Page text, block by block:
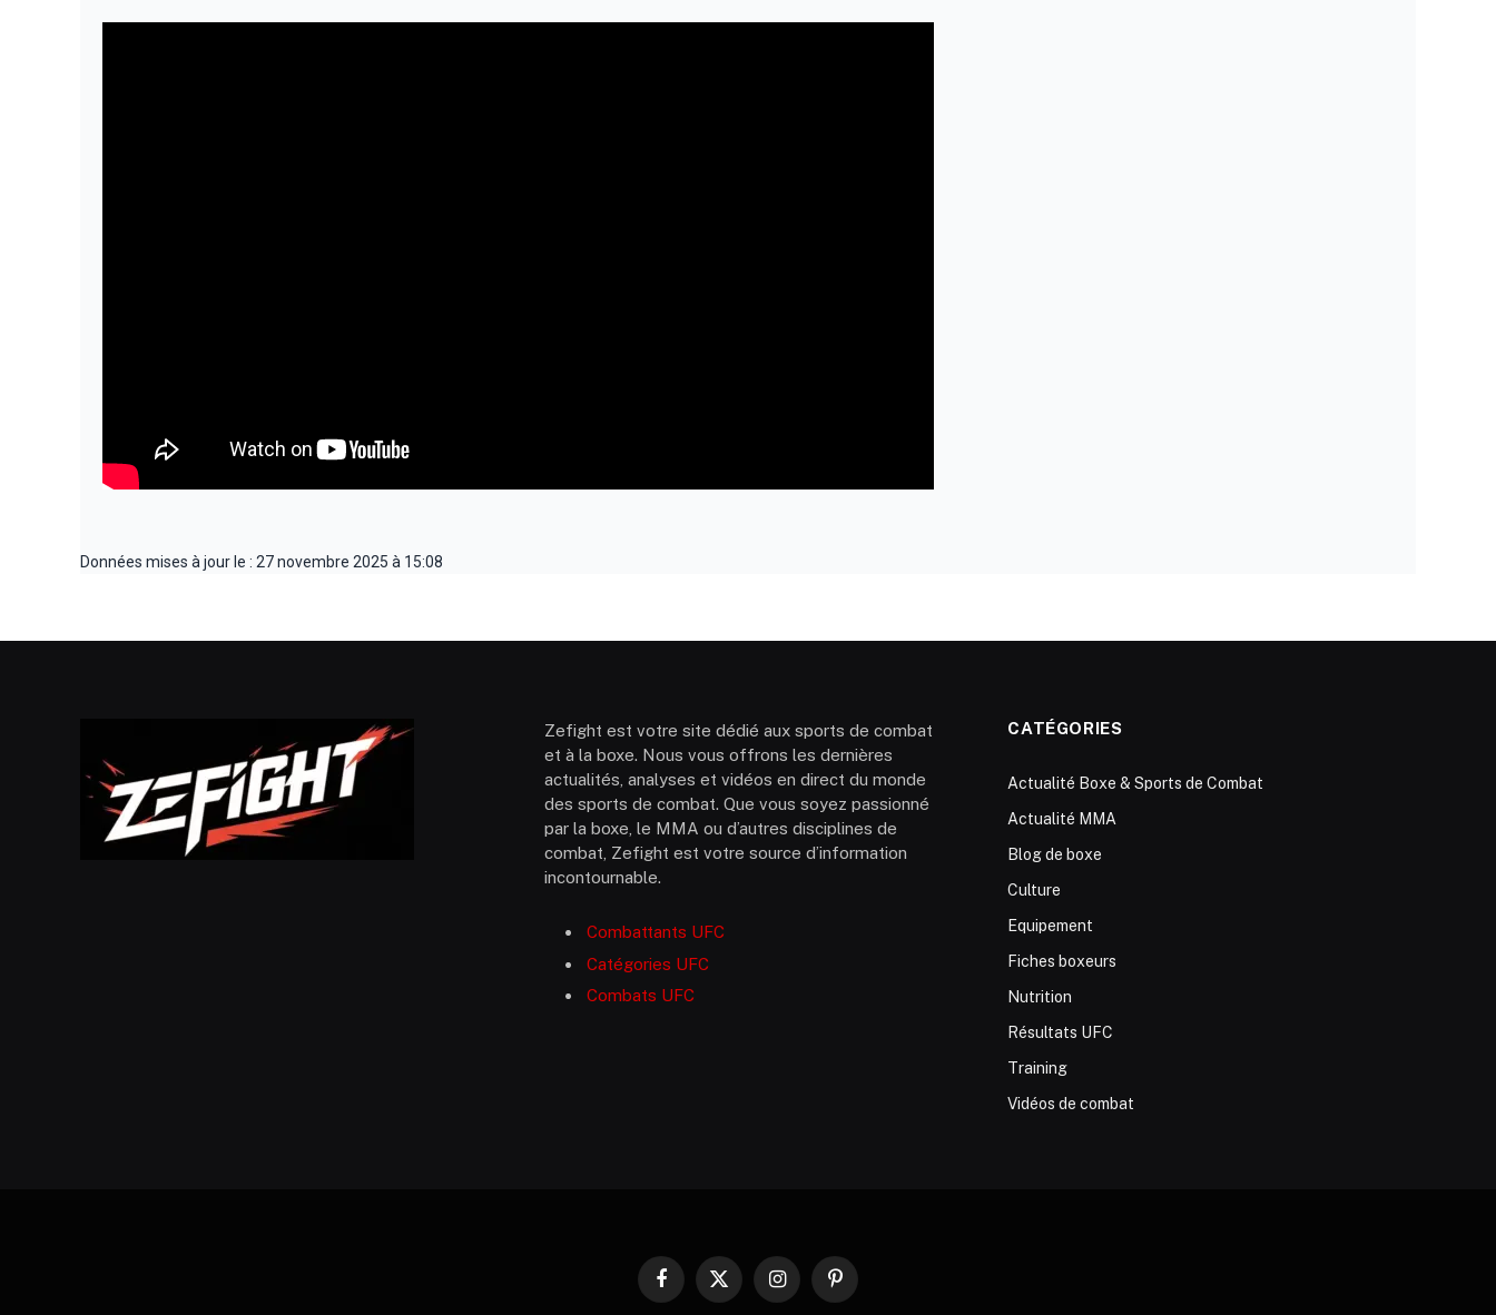
Données mises à jour le : 27 novembre 2025 à 15:08
Zefight est votre site dédié aux sports de combat
et à la boxe. Nous vous offrons les dernières
actualités, analyses et vidéos en direct du monde
des sports de combat. Que vous soyez passionné
par la boxe, le MMA ou d’autres disciplines de
combat, Zefight est votre source d’information
incontournable.
Combattants UFC
Catégories UFC
Combats UFC
CATÉGORIES
Actualité Boxe & Sports de Combat
Actualité MMA
Blog de boxe
Culture
Equipement
Fiches boxeurs
Nutrition
Résultats UFC
Training
Vidéos de combat
Facebook
X
InstagramPinterest